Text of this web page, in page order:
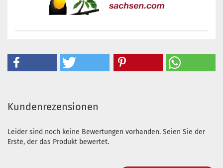
Kundenrezensionen
Leider sind noch keine Bewertungen vorhanden. Seien Sie der
Erste, der das Produkt bewertet.